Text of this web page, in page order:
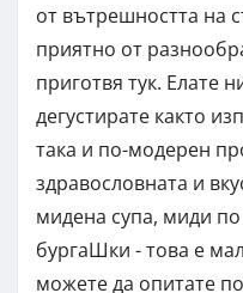
от вътрешността на
приятно от
приготвя тук. Елате
дегустирате както
така и по-модерен
здравословната и
мидена супа, миди
бургаШки - това е
можете да опитате